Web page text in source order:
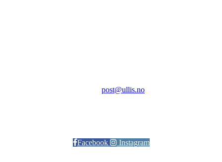
post@ullis.no
Facebook Instagram